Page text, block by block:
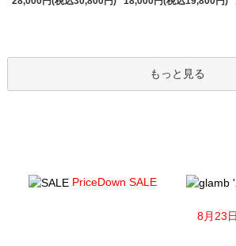
もっと見る
PriceDown SALE
8月23